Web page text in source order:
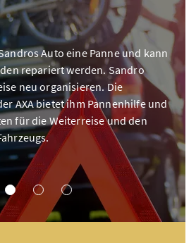
Auto eine Panne und kann
repariert werden. Sandro
neu organisieren. Die
AXA bietet ihm Pannenhilfe und
für die Weiterreise und den
FAHRZEUGKRANKHEIT
UNFALL